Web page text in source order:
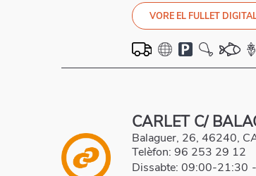
VORE EL FULLET
CARLET C/
Balaguer, 26, 46240,
Telèfon: 96 253 29 12
Dissabte: 09:00-21:30 -